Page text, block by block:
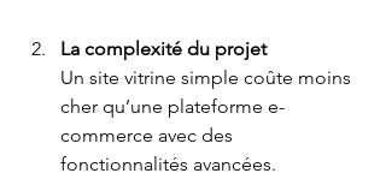
La complexité du projet
Un site vitrine simple coûte moins
cher qu’une plateforme e-
commerce avec des
fonctionnalités avancées.